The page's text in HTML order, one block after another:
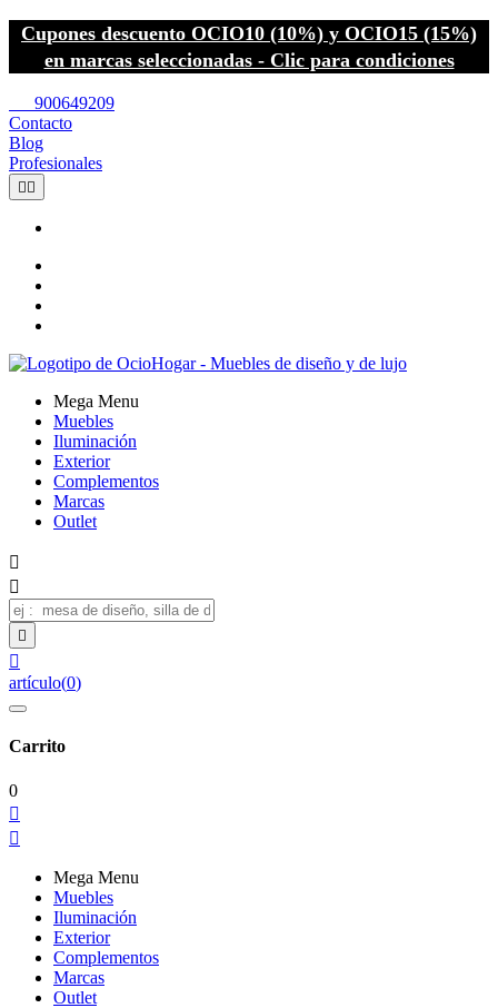
Cupones descuento OCIO10 (10%) y OCIO15 (15%)
en marcas seleccionadas - Clic para condiciones
900649209
Contacto
Blog
Profesionales
 
Mega Menu
Muebles
Iluminación
Exterior
Complementos
Marcas
Outlet




artículo(0)
Carrito
0


Mega Menu
Muebles
Iluminación
Exterior
Complementos
Marcas
Outlet